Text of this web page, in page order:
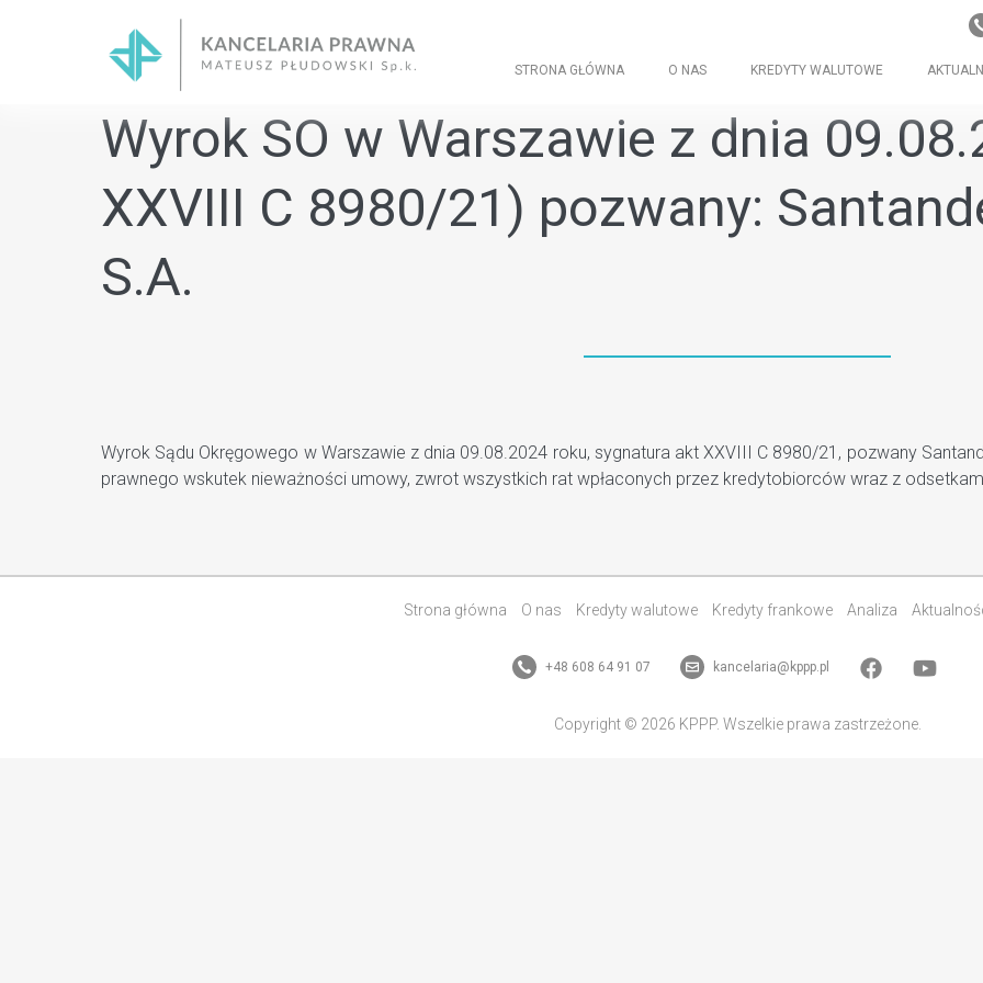
STRONA GŁÓWNA O NAS KREDYTY WALUTOWE
Wyrok SO w Warszawie z dnia
XXVIII C 8980/21) pozwany:
S.A.
Wyrok Sądu Okręgowego w Warszawie z dnia 09.08.2024 roku, sygnatura akt XXVIII C 8980/21, pozwany
prawnego wskutek nieważności umowy, zwrot wszystkich rat wpłaconych przez kredytobiorców wraz z
Strona główna O nas Kredyty walutowe Kredyty frankowe Analiza
+48 608 64 91 07 kancelaria@kppp.pl
Copyright © 2026 KPPP. Wszelkie prawa zastrzeżone.